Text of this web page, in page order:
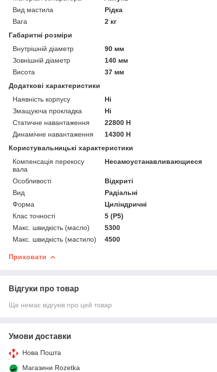
Вид мастила
Рідка
Вага
2 кг
Габаритні розміри
Внутрішній діаметр
90 мм
Зовнішній діаметр
140 мм
Висота
37 мм
Додаткові характеристики
Наявність корпусу
Ні
Змащуюча прокладка
Ні
Статичне навантаження
22800 Н
Динамічне навантаження
14300 Н
Користувальницькі характеристики
Компенсація перекосу
вала
Несамоустанавливающиеся
Особливості
Відкриті
Вид
Радіальні
Форма
Циліндричні
Клас точності
5 (P5)
Макс. швидкість (масло)
5300
Макс. швидкість (мастило)
4500
Приховати
Відгуки про товар
Ще немає відгуків про цей товар
Умови доставки
Нова Пошта
Магазини Rozetka